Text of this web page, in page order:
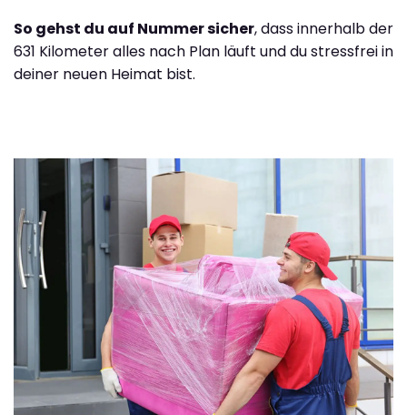
So gehst du auf Nummer sicher, dass innerhalb der
631 Kilometer alles nach Plan läuft und du stressfrei in
deiner neuen Heimat bist.